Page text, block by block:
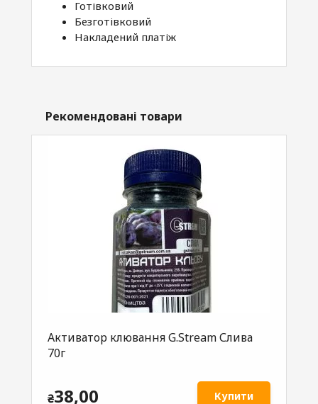
Готівковий
Безготівковий
Накладений платіж
Рекомендовані товари
Активатор клювання G.Stream Слива
70г
₴38,00 Купити